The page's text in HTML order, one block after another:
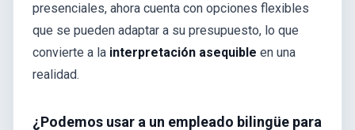
presenciales, ahora cuenta con opciones flexibles
que se pueden adaptar a su presupuesto, lo que
convierte a la interpretación asequible en una
realidad.
¿Podemos usar a un empleado bilingüe para